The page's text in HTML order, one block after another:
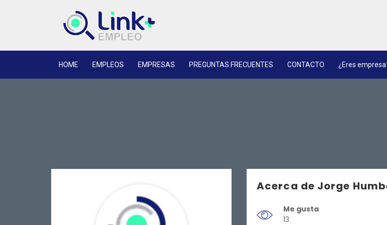
HOME EMPLEOS EMPRESAS PREGUNTAS FRECUENTES CONTACTO ¿Eres
Acerca de Jorge
Me gusta
13